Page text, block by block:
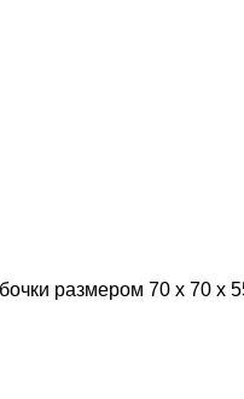
размером 70 х 70 х